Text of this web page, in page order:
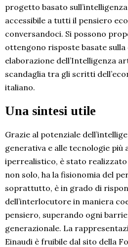
progetto basato
accessibile a tutti il pensiero
conversandoci. Si possono
ottengono risposte basate sulla
elaborazione dell’Intelligenza
scandaglia tra gli scritti
italiano.
Una sintesi utile
Grazie al potenziale
generativa e alle tecnologie più
iperrealistico, è stato realizzato
non solo, ha la fisionomia del
soprattutto, è in grado di
dell’interlocutore in maniera
pensiero, superando ogni
generazionale. La
Einaudi è fruibile dal sito della